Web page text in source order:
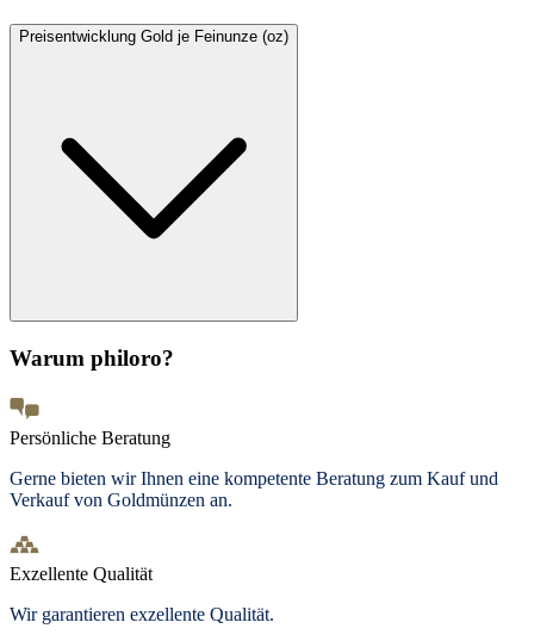
Preisentwicklung Gold je Feinunze (oz)
Warum philoro?
Persönliche Beratung
Gerne bieten wir Ihnen eine kompetente Beratung zum Kauf und
Verkauf von Goldmünzen an.
Exzellente Qualität
Wir garantieren exzellente Qualität.